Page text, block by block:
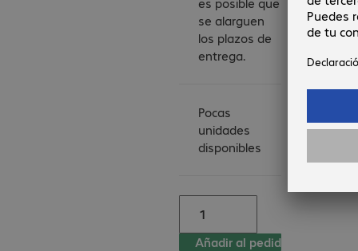
se alarguen
los plazos de
entrega.
Pocas
unidades
disponibles
Añadir al pedido